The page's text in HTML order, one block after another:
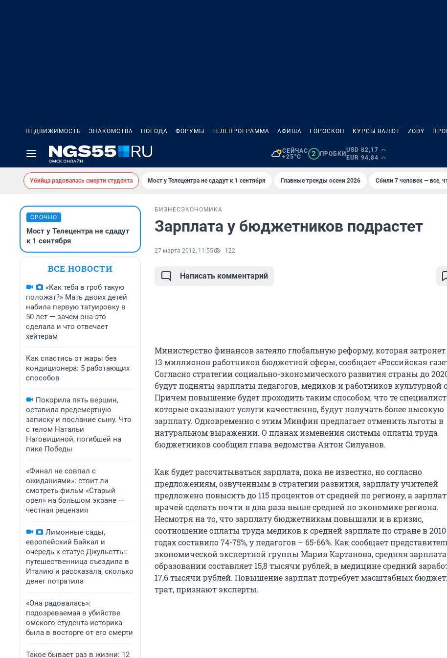
НЕДВИЖИМОСТЬ ЗНАКОМСТВА ПОГОДА ФОРУМЫ ТЕЛЕПРОГРАММА АФИША ГОРОСКОП КУРСЫ ВАЛЮТ ZODY
СЕЙЧАС
+25°C
2 ПРОБКИ
USD 82,17
EUR 94,84
Убийца радовалась смерти студента Мост у Телецентра не сдадут к 1 сентября Главные тренды осени 2026 Сбили 7 человек — все,
СРОЧНО
Мост у Телецентра не сдадут
к 1 сентября
ВСЕ НОВОСТИ
«Как тебя в гроб такую
положат?» Мать двоих детей
набила первую татуировку в
50 лет — зачем она это
сделала и что отвечает
хейтерам
Как спастись от жары без
кондиционера: 5 работающих
способов
Покорила пять вершин,
оставила предсмертную
записку и послание сыну. Что
с телом Натальи
Наговициной, погибшей на
пике Победы
«Финал не совпал с
ожиданиями»: стоит ли
смотреть фильм «Старый
орел» на большом экране —
честная рецензия
Лимонные сады,
европейский Байкал и
очередь к статуе Джульетты:
путешественница съездила в
Италию и рассказала, сколько
денег потратила
«Она радовалась»:
подозреваемая в убийстве
омского студента-историка
была в восторге от его смерти
Такое бывает раз в жизни: 12
БИЗНЕС ЭКОНОМИКА
Зарплата у бюджетников подрастет
27 марта 2012, 11:55 122
Написать комментарий
Министерство финансов затеяло глобальную реформу, которая
13 миллионов работников бюджетной сферы, сообщает «Российская
Согласно стратегии социально-экономического развития страны до
будут подняты зарплаты педагогов, медиков и работников культурной
Причем повышение будет проходить таким способом, что те
которые оказывают услуги качественно, будут получать более высокую
зарплату. Одновременно с этим Минфин предлагает отменить льготы в
натуральном выражении. О планах изменения системы оплаты труда
бюджетников сообщил глава ведомства Антон Силуанов.
Как будет рассчитываться зарплата, пока не известно, но согласно
предложениям, озвученным в стратегии развития, зарплату учителей
предложено повысить до 115 процентов от средней по региону, а
врачей сделать почти в два раза выше средней по экономике региона.
Несмотря на то, что зарплату бюджетникам повышали и в кризис,
соотношение оплаты труда медиков к средней зарплате по стране в
годах составило 74-75%, у педагогов – 65-66%. Как сообщает
экономической экспертной группы Мария Картанова, средняя
образовании составляет 15,8 тысячи рублей, в медицине средний
17,6 тысячи рублей. Повышение зарплат потребует масштабных
трат, признают эксперты.